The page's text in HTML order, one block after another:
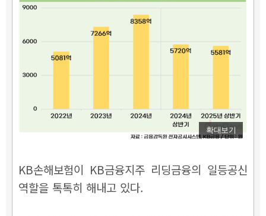
확대보기
KB손해보험이 KB금융지주 리딩금융의 일등공신
역할을 톡톡히 해내고 있다.